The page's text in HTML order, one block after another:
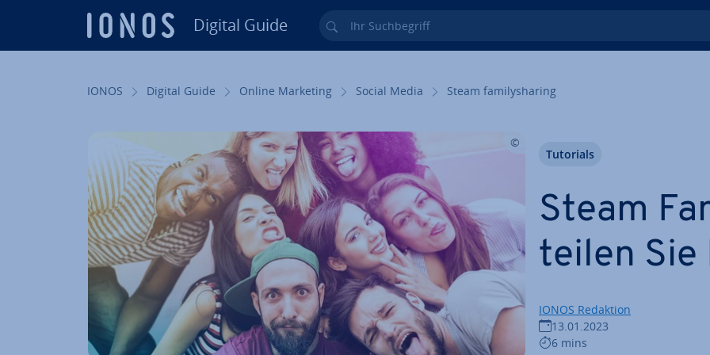
Digital Guide Ihr Such­be­griff
IONOS Digital Guide Online Marketing Social Media Steam fa­mi­lys­ha­ring
Steam
teilen Sie
IONOS Redaktion
13.01.2023
6 mins
Tutorials